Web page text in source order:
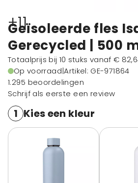
+11
Geïsoleerde fles
Gerecycled | 500
Totaalprijs bij 10 stuks vanaf €
Op voorraad|Artikel: GE-971864
1.295 beoordelingen
Schrijf als eerste een review
1 Kies een kleur